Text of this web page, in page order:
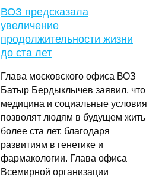
ВОЗ предсказала
увеличение
продолжительности жизни
до ста лет
Глава московского офиса ВОЗ
Батыр Бердыклычев заявил, что
медицина и социальные условия
позволят людям в будущем жить
более ста лет, благодаря
развитиям в генетике и
фармакологии. Глава офиса
Всемирной организации